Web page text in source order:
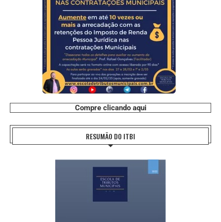
Compre clicando aqui
RESUMÃO DO ITBI